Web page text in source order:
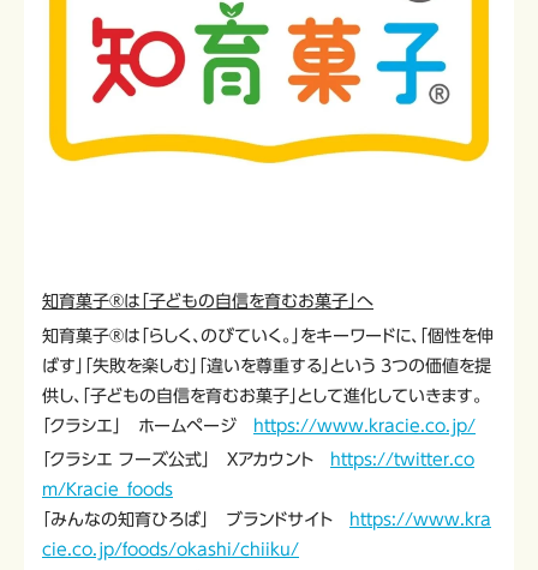
知育菓子®は「子どもの自信を育むお菓子」へ
知育菓子®は「らしく、のびていく。」をキーワードに、「個性を伸
ばす」「失敗を楽しむ」「違いを尊重する」という 3つの価値を提
供し、「子どもの自信を育むお菓子」として進化していきます。
「クラシエ」 ホームページ
https://www.kracie.co.jp/
「クラシエ フーズ公式」 Xアカウント
https://twitter.co
m/Kracie_foods
「みんなの知育ひろば」 ブランドサイト
https://www.kra
cie.co.jp/foods/okashi/chiiku/